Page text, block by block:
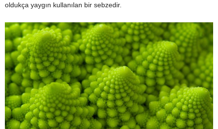
oldukça yaygın kullanılan bir sebzedir.